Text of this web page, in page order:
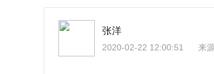
张洋
2020-02-22 12:00:51 来